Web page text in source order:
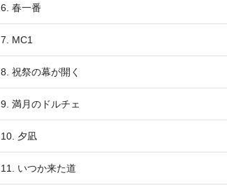
6. 春一番
7. MC1
8. 祝祭の幕が開く
9. 満月のドルチェ
10. 夕凪
11. いつか来た道